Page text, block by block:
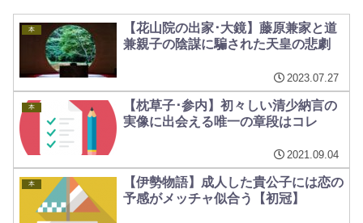
本
【花山院の出家･大鏡】藤原兼家と道
兼親子の陰謀に騙された天皇の悲劇
2023.07.27
本
【枕草子･参内】初々しい清少納言の
実像に出会える唯一の章段はコレ
2021.09.04
本
【伊勢物語】成人した貴公子には恋の
予感がメッチャ似合う【初冠】